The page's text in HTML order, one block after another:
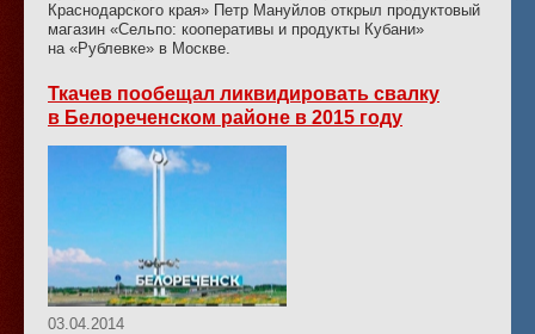
Краснодарского края» Петр Мануйлов открыл продуктовый
магазин «Сельпо: кооперативы и продукты Кубани»
на «Рублевке» в Москве.
Ткачев пообещал ликвидировать свалку
в Белореченском районе в 2015 году
03.04.2014